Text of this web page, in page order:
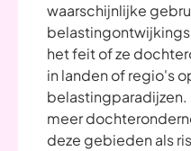
waarschijnlijke
het feit of ze
in landen of regio's
meer
deze gebieden als